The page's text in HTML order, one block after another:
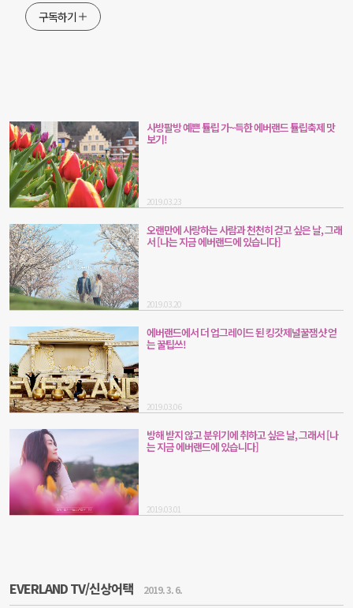
구독하기
사방팔방 예쁜 튤립 가~득한 에버랜드 튤립축제 맛
보기!
2019.03.23
오랜만에 사랑하는 사람과 천천히 걷고 싶은 날, 그래
서 [나는 지금 에버랜드에 있습니다]
2019.03.20
에버랜드에서 더 업그레이드 된 킹갓제널꿀잼샷 얻
는 꿀팁쓰!
2019.03.06
방해 받지 않고 분위기에 취하고 싶은 날, 그래서 [나
는 지금 에버랜드에 있습니다]
2019.03.01
EVERLAND TV/신상어택 2019. 3. 6.